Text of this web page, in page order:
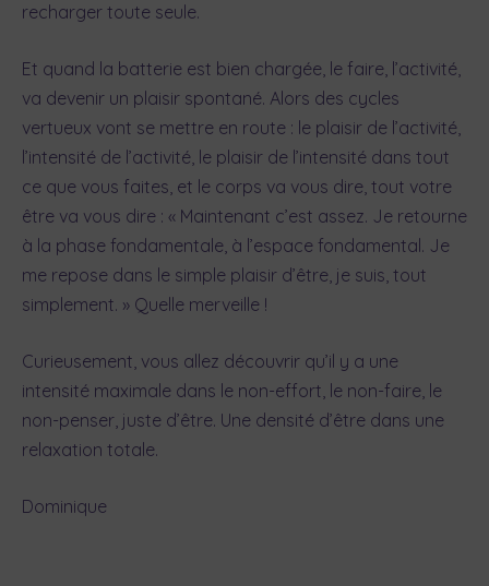
recharger toute seule.
Et quand la batterie est bien chargée, le faire, l’activité,
va devenir un plaisir spontané. Alors des cycles
vertueux vont se mettre en route : le plaisir de l’activité,
l’intensité de l’activité, le plaisir de l’intensité dans tout
ce que vous faites, et le corps va vous dire, tout votre
être va vous dire : « Maintenant c’est assez. Je retourne
à la phase fondamentale, à l’espace fondamental. Je
me repose dans le simple plaisir d’être, je suis, tout
simplement. » Quelle merveille !
Curieusement, vous allez découvrir qu’il y a une
intensité maximale dans le non-effort, le non-faire, le
non-penser, juste d’être. Une densité d’être dans une
relaxation totale.
Dominique